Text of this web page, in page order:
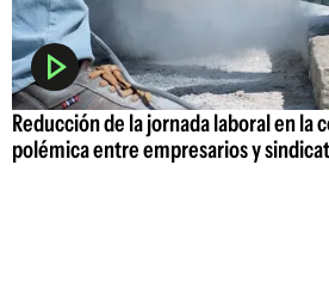
Reducción de la jornada laboral en la
polémica entre empresarios y